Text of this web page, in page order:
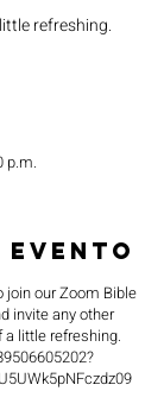
refreshing.
p.m.
evento
join our Zoom Bible
invite any other
a little refreshing.